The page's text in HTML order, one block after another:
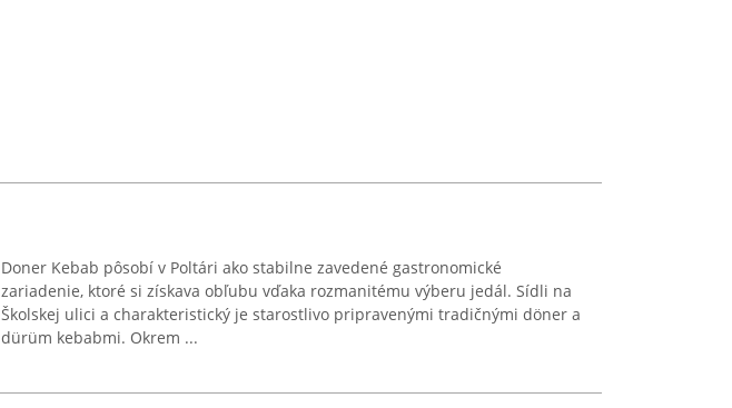
Doner Kebab pôsobí v Poltári ako stabilne zavedené gastronomické
zariadenie, ktoré si získava obľubu vďaka rozmanitému výberu jedál. Sídli na
Školskej ulici a charakteristický je starostlivo pripravenými tradičnými döner a
dürüm kebabmi. Okrem ...